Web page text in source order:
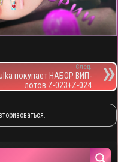
След.
покупает НАБОР ВИП-
лотов Z-023+Z-024
.